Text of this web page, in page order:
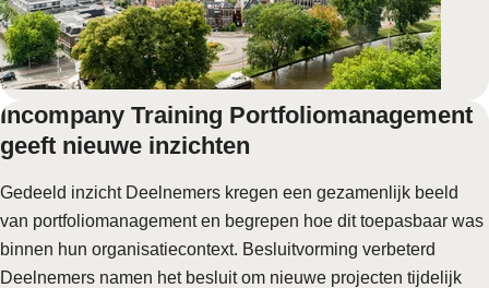
Incompany Training Portfoliomanagement
geeft nieuwe inzichten
Gedeeld inzicht Deelnemers kregen een gezamenlijk beeld
van portfoliomanagement en begrepen hoe dit toepasbaar was
binnen hun organisatiecontext. Besluitvorming verbeterd
Deelnemers namen het besluit om nieuwe projecten tijdelijk